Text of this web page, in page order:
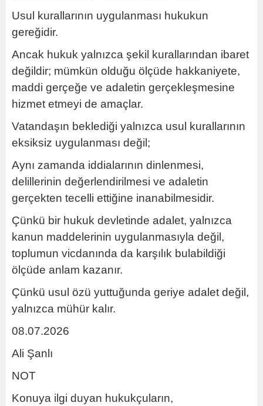
Usul kurallarının uygulanması hukukun
gereğidir.
Ancak hukuk yalnızca şekil kurallarından ibaret
değildir; mümkün olduğu ölçüde hakkaniyete,
maddi gerçeğe ve adaletin gerçekleşmesine
hizmet etmeyi de amaçlar.
Vatandaşın beklediği yalnızca usul kurallarının
eksiksiz uygulanması değil;
Aynı zamanda iddialarının dinlenmesi,
delillerinin değerlendirilmesi ve adaletin
gerçekten tecelli ettiğine inanabilmesidir.
Çünkü bir hukuk devletinde adalet, yalnızca
kanun maddelerinin uygulanmasıyla değil,
toplumun vicdanında da karşılık bulabildiği
ölçüde anlam kazanır.
Çünkü usul özü yuttuğunda geriye adalet değil,
yalnızca mühür kalır.
08.07.2026
Ali Şanlı
NOT
Konuya ilgi duyan hukukçuların,